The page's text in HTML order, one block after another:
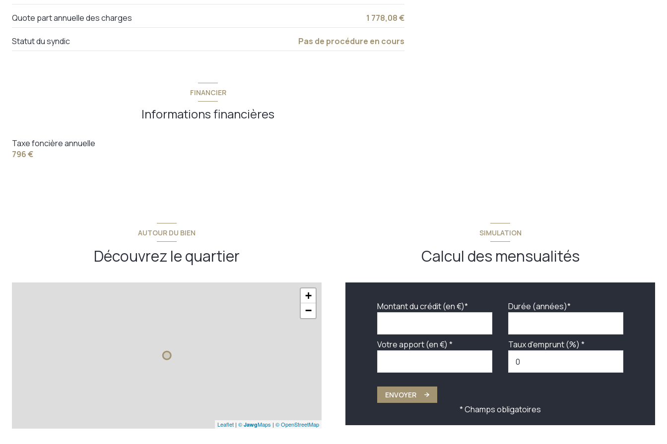
Quote part annuelle des charges 1 778,08 €
Statut du syndic Pas de procédure en cours
FINANCIER
Informations financières
Taxe foncière annuelle
796 €
AUTOUR DU BIEN
Découvrez le quartier
+
−
Leaflet | © JawgMaps | © OpenStreetMap
SIMULATION
Calcul des mensualités
Montant du crédit (en €)* Durée (années)*
Votre apport (en €) * Taux d'emprunt (%) *
ENVOYER
* Champs obligatoires